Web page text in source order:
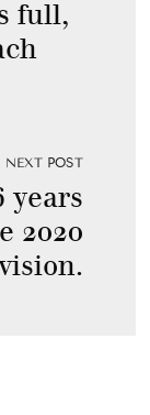
full,
NEXT POST
years
2020